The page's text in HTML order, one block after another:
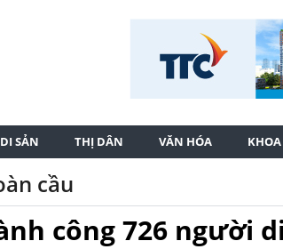
DI SẢN THỊ DÂN VĂN HÓA
cầu
công 726 người